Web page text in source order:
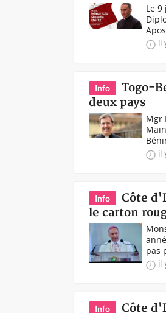
Le
il
Info
Togo-
deux pays
Mgr
il
Info
Côte
le carton
pas
il
Info
Côte